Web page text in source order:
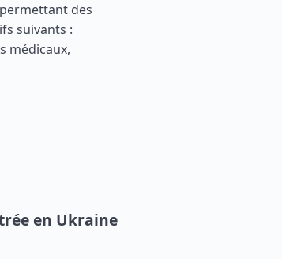
des
suivants :
médicaux,
en Ukraine